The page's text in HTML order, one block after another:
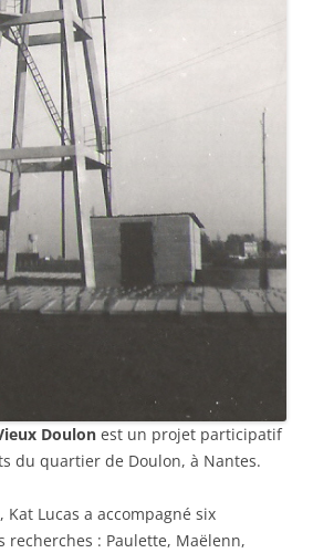
Doulon est un projet participatif
du quartier de Doulon, à Nantes.
Kat Lucas a accompagné six
recherches : Paulette, Maëlenn,